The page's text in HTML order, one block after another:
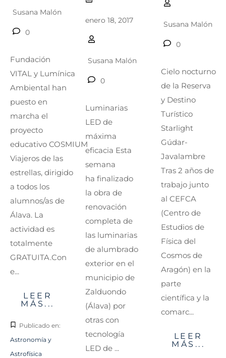
Susana Malón
0
Fundación
VITAL y Lumínica
Ambiental han
puesto en
marcha el
proyecto
educativo COSMIUM
Viajeros de las
estrellas, dirigido
a todos los
alumnos/as de
Álava. La
actividad es
totalmente
GRATUITA.Con
e...
LEER
MÁS...
Publicado en:
Astronomía y
Astrofísica
enero 18, 2017
Susana Malón
0
Luminarias
LED de
máxima
eficacia Esta
semana
ha finalizado
la obra de
renovación
completa de
las luminarias
de alumbrado
exterior en el
municipio de
Zalduondo
(Álava) por
otras con
tecnología
LED de ...
Susana Malón
0
Cielo nocturno
de la Reserva
y Destino
Turístico
Starlight
Gúdar-
Javalambre
Tras 2 años de
trabajo junto
al CEFCA
(Centro de
Estudios de
Física del
Cosmos de
Aragón) en la
parte
científica y la
comarc...
LEER
MÁS...